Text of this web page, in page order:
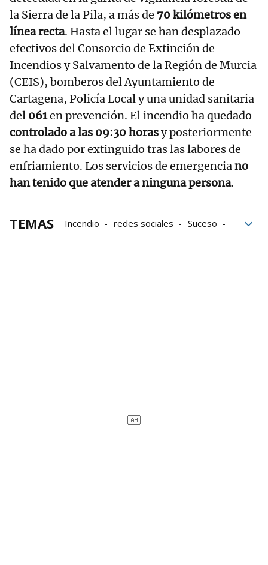
la Sierra de la Pila, a más de 70 kilómetros en
línea recta. Hasta el lugar se han desplazado
efectivos del Consorcio de Extinción de
Incendios y Salvamento de la Región de Murcia
(CEIS), bomberos del Ayuntamiento de
Cartagena, Policía Local y una unidad sanitaria
del 061en prevención. El incendio ha quedado
controlado a las 09:30 horasy posteriormente
se ha dado por extinguido tras las labores de
enfriamiento. Los servicios de emergenciano
han tenido que atender a ninguna persona.
TEMAS Incendio redes sociales
Suceso